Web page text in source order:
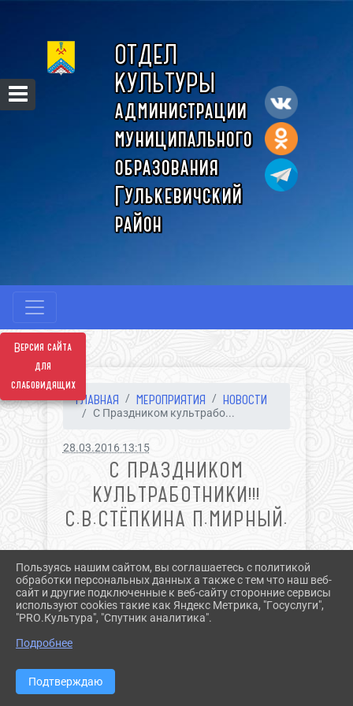
Версия сайта
для
слабовидящих
ОТДЕЛ
КУЛЬТУРЫ
администрации
муниципального
образования
Гулькевичский
район
ГЛАВНАЯ МЕРОПРИЯТИЯ НОВОСТИ
С Праздником культрабо...
28.03.2016 13:15
С ПРАЗДНИКОМ
КУЛЬТРАБОТНИКИ!!!
С.В.СТЁПКИНА П.МИРНЫЙ.
2026 Г. GULKULT.RU
ВХОД
Пользуясь нашим сайтом, вы соглашаетесь с политикой
обработки персональных данных а также с тем что наш веб-
сайт и другие подключенные к веб-сайту сторонние сервисы
используют cookies такие как Яндекс Метрика, "Госуслуги",
"PRO.Культура", "Спутник аналитика".
Подробнее
Подтверждаю